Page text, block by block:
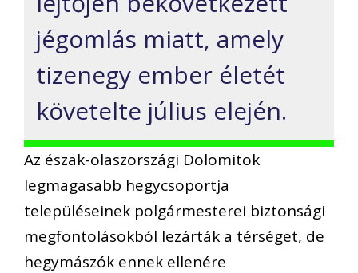
jégomlás miatt, amely
tizenegy ember életét
követelte július elején.
Az észak-olaszországi Dolomitok
legmagasabb hegycsoportja
településeinek polgármesterei biztonsági
megfontolásokból lezárták a térséget, de
hegymászók ennek ellenére